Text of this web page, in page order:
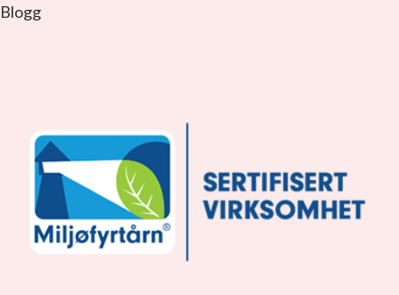
Blogg